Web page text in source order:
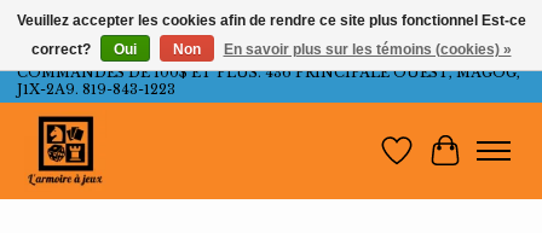
LIVRAISON GRATUITE AU QUÉBEC ET ONTARIO POUR LES
COMMANDES DE 100$ ET PLUS. 436 PRINCIPALE OUEST, MAGOG,
J1X-2A9. 819-843-1223
Liste dePanier
Veuillez accepter les cookies afin de rendre ce site plus fonctionnel Est-ce
correct?
Oui Non En savoir plus sur les témoins (cookies) »